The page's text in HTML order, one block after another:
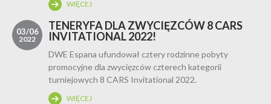
WIĘCEJ
03/06
2022
TENERYFA DLA ZWYCIĘZCÓW 8 CARS
INVITATIONAL 2022!
DWE Espana ufundował cztery rodzinne pobyty
promocyjne dla zwycięzców czterech kategorii
turniejowych 8 CARS Invitational 2022.
WIĘCEJ